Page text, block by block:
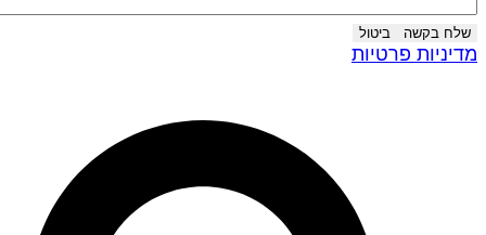
שלח בקשה ביטול
פרטיות